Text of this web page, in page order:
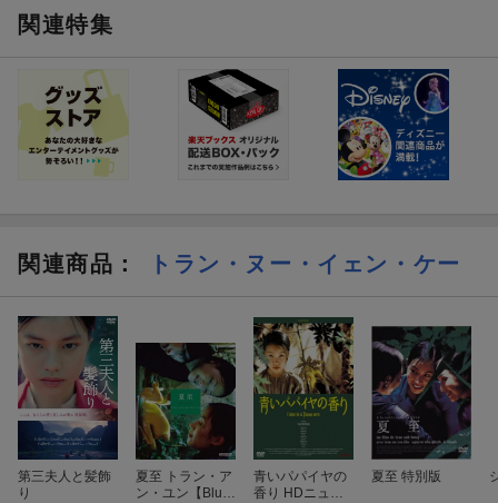
関連特集
関連商品 ： トラン・ヌー・イェン・ケー
第三夫人と髪飾
り
夏至 トラン・ア
ン・ユン【Blu-r
青いパパイヤの
香り HDニュー
夏至 特別版